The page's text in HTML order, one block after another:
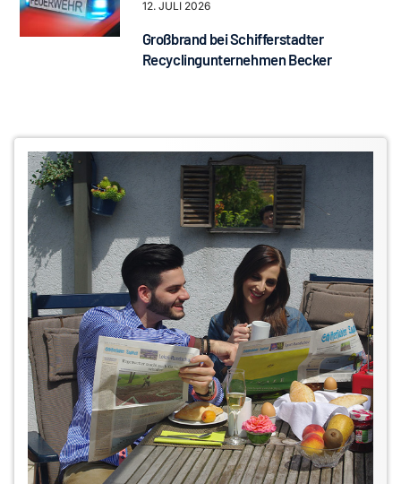
12. JULI 2026
Großbrand bei Schifferstadter
Recyclingunternehmen Becker